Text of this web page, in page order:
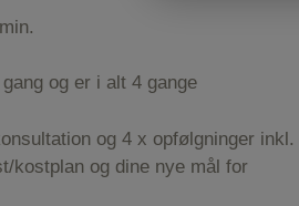
og er i alt 4 gange
og 4 x opfølgninger inkl.
kostplan og dine nye mål for